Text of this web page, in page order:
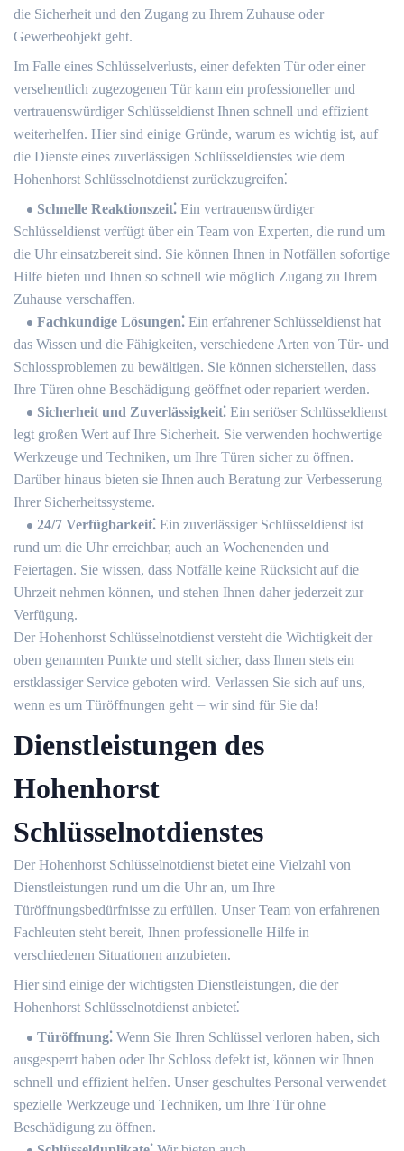
die Sicherheit und den Zugang zu Ihrem Zuhause oder
Gewerbeobjekt geht.​
Im Falle eines Schlüsselverlusts, einer defekten Tür oder einer
versehentlich zugezogenen Tür kann ein professioneller und
vertrauenswürdiger Schlüsseldienst Ihnen schnell und effizient
weiterhelfen.​ Hier sind einige Gründe, warum es wichtig ist, auf
die Dienste eines zuverlässigen Schlüsseldienstes wie dem
Hohenhorst Schlüsselnotdienst zurückzugreifen⁚
Schnelle Reaktionszeit⁚ Ein vertrauenswürdiger
Schlüsseldienst verfügt über ein Team von Experten, die rund um
die Uhr einsatzbereit sind.​ Sie können Ihnen in Notfällen sofortige
Hilfe bieten und Ihnen so schnell wie möglich Zugang zu Ihrem
Zuhause verschaffen.​
Fachkundige Lösungen⁚ Ein erfahrener Schlüsseldienst hat
das Wissen und die Fähigkeiten, verschiedene Arten von Tür- und
Schlossproblemen zu bewältigen.​ Sie können sicherstellen, dass
Ihre Türen ohne Beschädigung geöffnet oder repariert werden.​
Sicherheit und Zuverlässigkeit⁚ Ein seriöser Schlüsseldienst
legt großen Wert auf Ihre Sicherheit. Sie verwenden hochwertige
Werkzeuge und Techniken, um Ihre Türen sicher zu öffnen.
Darüber hinaus bieten sie Ihnen auch Beratung zur Verbesserung
Ihrer Sicherheitssysteme.​
24/7 Verfügbarkeit⁚ Ein zuverlässiger Schlüsseldienst ist
rund um die Uhr erreichbar, auch an Wochenenden und
Feiertagen.​ Sie wissen, dass Notfälle keine Rücksicht auf die
Uhrzeit nehmen können, und stehen Ihnen daher jederzeit zur
Verfügung.​
Der Hohenhorst Schlüsselnotdienst versteht die Wichtigkeit der
oben genannten Punkte und stellt sicher, dass Ihnen stets ein
erstklassiger Service geboten wird.​ Verlassen Sie sich auf uns,
wenn es um Türöffnungen geht ⏤ wir sind für Sie da!​
Dienstleistungen des
Hohenhorst
Schlüsselnotdienstes
Der Hohenhorst Schlüsselnotdienst bietet eine Vielzahl von
Dienstleistungen rund um die Uhr an, um Ihre
Türöffnungsbedürfnisse zu erfüllen.​ Unser Team von erfahrenen
Fachleuten steht bereit, Ihnen professionelle Hilfe in
verschiedenen Situationen anzubieten.
Hier sind einige der wichtigsten Dienstleistungen, die der
Hohenhorst Schlüsselnotdienst anbietet⁚
Türöffnung⁚ Wenn Sie Ihren Schlüssel verloren haben, sich
ausgesperrt haben oder Ihr Schloss defekt ist, können wir Ihnen
schnell und effizient helfen.​ Unser geschultes Personal verwendet
spezielle Werkzeuge und Techniken, um Ihre Tür ohne
Beschädigung zu öffnen.​